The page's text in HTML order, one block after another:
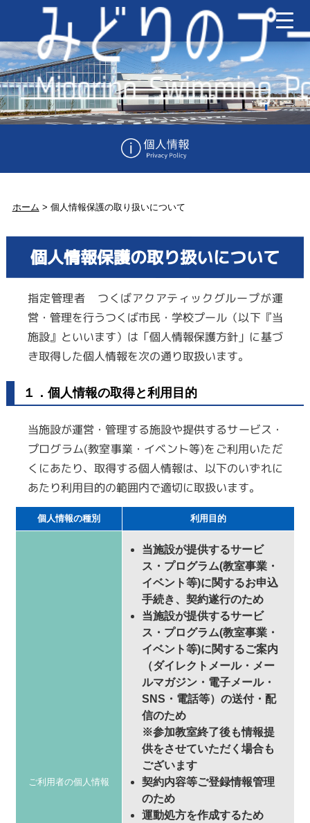
ホーム > 個人情報保護の取り扱いについて
個人情報保護の取り扱いについて
指定管理者 つくばアクアティックグループが運
営・管理を行うつくば市民・学校プール（以下『当
施設』といいます）は「個人情報保護方針」に基づ
き取得した個人情報を次の通り取扱います。
１．個人情報の取得と利用目的
当施設が運営・管理する施設や提供するサービス・
プログラム(教室事業・イベント等)をご利用いただ
くにあたり、取得する個人情報は、以下のいずれに
あたり利用目的の範囲内で適切に取扱います。
個人情報の種別 利用目的
ご利用者の個人情報
当施設が提供するサービ
ス・プログラム(教室事業・
イベント等)に関するお申込
手続き、契約遂行のため
当施設が提供するサービ
ス・プログラム(教室事業・
イベント等)に関するご案内
（ダイレクトメール・メー
ルマガジン・電子メール・
SNS・電話等）の送付・配
信のため
※参加教室終了後も情報提
供をさせていただく場合も
ございます
契約内容等ご登録情報管理
のため
運動処方を作成するため